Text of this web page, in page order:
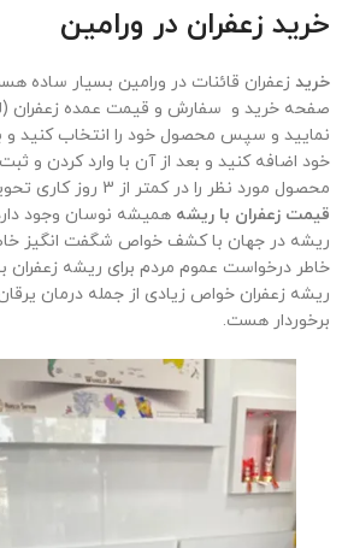
خرید زعفران در ورامین
خرید زعفران قائنات در ورامین بسیار ساده
صفحه خرید و سفارش و قیمت عمده زعفران
نمایید و سپس محصول خود را انتخاب کنید
خود اضافه کنید و بعد از آن با وارد کردن و
محصول مورد نظر را در کمتر از 3 روز کاری تحویل خواهید گرفت.
قیمت زعفران با ریشه همیشه نوسان وجود
ریشه در جهان با کشف خواص شگفت انگیز
خاطر درخواست عموم مردم برای ریشه
ریشه زعفران خواص زیادی از جمله درمان
برخوردار هست.